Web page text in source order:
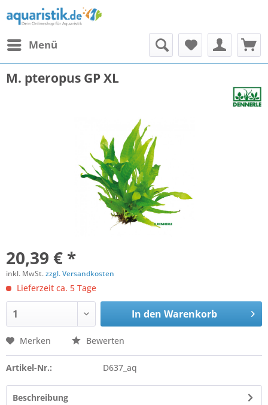
Menü
M. pteropus GP XL
20,39 € *
inkl. MwSt.zzgl. Versandkosten
Lieferzeit ca. 5 Tage
In den Warenkorb
Merken Bewerten
Artikel-Nr.: D637_aq
Beschreibung